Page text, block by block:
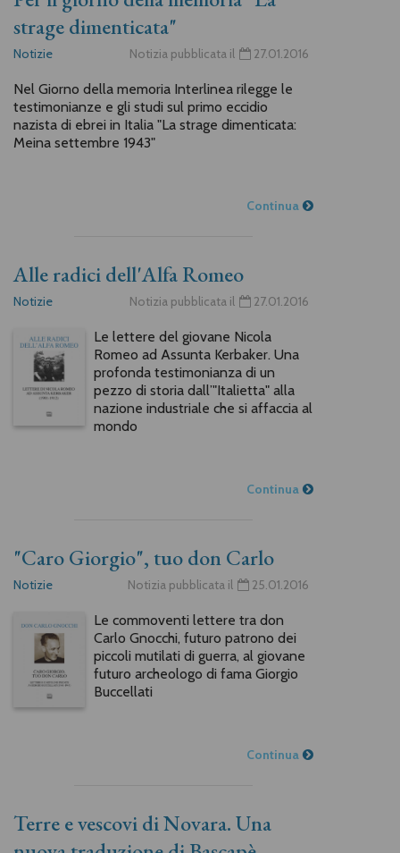
strage dimenticata"
Notizie Notizia pubblicata il 27.01.2016
Nel Giorno della memoria Interlinea rilegge le
testimonianze e gli studi sul primo eccidio
nazista di ebrei in Italia "La strage dimenticata:
Meina settembre 1943"
Continua
Alle radici dell'Alfa Romeo
Notizie Notizia pubblicata il 27.01.2016
Le lettere del giovane Nicola
Romeo ad Assunta Kerbaker. Una
profonda testimonianza di un
pezzo di storia dall’"Italietta" alla
nazione industriale che si affaccia al
mondo
Continua
"Caro Giorgio", tuo don Carlo
Notizie Notizia pubblicata il 25.01.2016
Le commoventi lettere tra don
Carlo Gnocchi, futuro patrono dei
piccoli mutilati di guerra, al giovane
futuro archeologo di fama Giorgio
Buccellati
Continua
Terre e vescovi di Novara. Una